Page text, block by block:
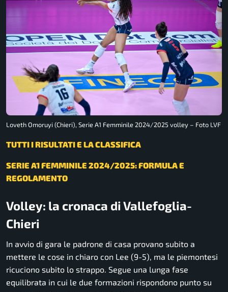
Loveth Omoruyi (Chieri), Serie A1 Femminile 2024/2025 volley – Foto LVF
TUTTI I RISULTATI E LA CLASSIFICA
SERIE A1 FEMMINILE 2024/2025: FORMULA E
REGOLAMENTO
Volley: la cronaca di Vallefoglia-
Chieri
In avvio di gara le padrone di casa provano subito a
mettere le cose in chiaro con Lee (9-5), ma le piemontesi
ricuciono subito lo strappo. Segue una lunga fase
equilibrata in cui le due formazioni rispondono punto su